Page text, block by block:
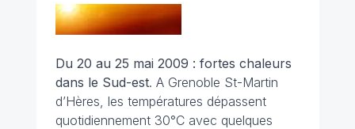
Du 20 au 25 mai 2009 : fortes chaleurs
dans le Sud-est. A Grenoble St-Martin
d’Hères, les températures dépassent
quotidiennement 30°C avec quelques